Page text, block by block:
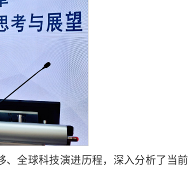
全球科技演进历程，深入分析了当前